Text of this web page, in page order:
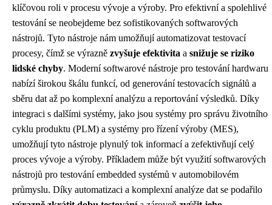
klíčovou roli v procesu vývoje a výroby. Pro efektivní a spolehlivé
testování se neobejdeme bez sofistikovaných softwarových
nástrojů. Tyto nástroje nám umožňují automatizovat testovací
procesy, čímž se výrazně zvyšuje efektivita a snižuje se riziko
lidské chyby. Moderní softwarové nástroje pro testování hardwaru
nabízí širokou škálu funkcí, od generování testovacích signálů a
sběru dat až po komplexní analýzu a reportování výsledků. Díky
integraci s dalšími systémy, jako jsou systémy pro správu životního
cyklu produktu (PLM) a systémy pro řízení výroby (MES),
umožňují tyto nástroje plynulý tok informací a zefektivňují celý
proces vývoje a výroby. Příkladem může být využití softwarových
nástrojů pro testování embedded systémů v automobilovém
průmyslu. Díky automatizaci a komplexní analýze dat se podařilo